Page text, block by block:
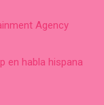
Agency
en habla hispana